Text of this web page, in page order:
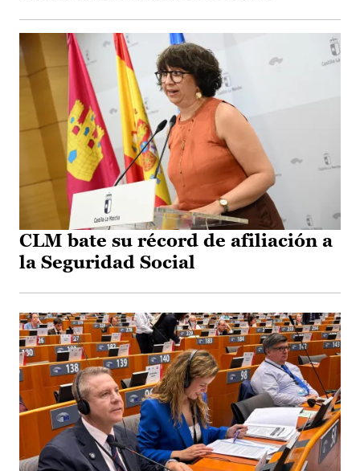
CLM bate su récord de afiliación a
la Seguridad Social